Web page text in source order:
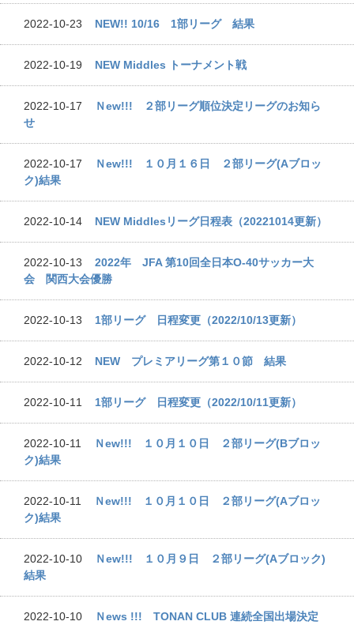
2022-10-23 NEW!! 10/16 1部リーグ 結果
2022-10-19 NEW Middles トーナメント戦
2022-10-17
Ｎew!!! ２部リーグ順位決定リーグのお知ら
せ
2022-10-17
Ｎew!!! １０月１６日 ２部リーグ(Aブロッ
ク)結果
2022-10-14 NEW Middlesリーグ日程表（20221014更新）
2022-10-13 2022年 JFA 第10回全日本O-40サッカー大
会 関西大会優勝
2022-10-13 1部リーグ 日程変更（2022/10/13更新）
2022-10-12 NEW プレミアリーグ第１０節 結果
2022-10-11 1部リーグ 日程変更（2022/10/11更新）
2022-10-11
Ｎew!!! １０月１０日 ２部リーグ(Bブロッ
ク)結果
2022-10-11
Ｎew!!! １０月１０日 ２部リーグ(Aブロッ
ク)結果
2022-10-10
Ｎew!!! １０月９日 ２部リーグ(Aブロック)
結果
2022-10-10 Ｎews !!! TONAN CLUB 連続全国出場決定